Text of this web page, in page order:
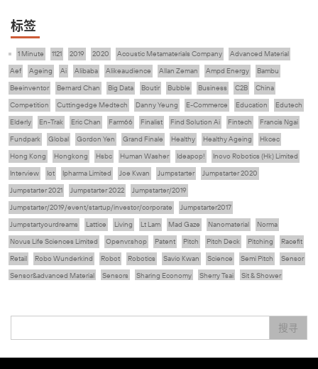
标签
1 Minute 1121 2019 2020 Acoustic Metamaterials Company
Advanced Material
Aef
Ageing Ai Alibaba Alikeaudience Allan Zeman Ampd Energy
Bambu
Beeinventor
Bernard Chan Big Data Boutir Bubble Business C2B
China
Competition
Cuttingedge Medtech Danny Yeung E-Commerce Education
Edutech
Elderly
En-Trak Eric Chan Farm66 Finalist Find Solution Ai Fintech
Francis Ngai
Fundpark
Global Gordon Yen Grand Finale Healthy Healthy Ageing
Hkcec
Hong Kong
Hongkong Hsbc Human Washer Ideapop!
Inovo Robotics (Hk) Limited
Interview
Iot Ipharma Limited Joe Kwan Jumpstarter
Jumpstarter 2020
Jumpstarter 2021
Jumpstarter 2022
Jumpstarter/2019
Jumpstarter/2019/event/startup/investor/corporate
Jumpstarter2017
Jumpstartyourdreams
Lattice Living Lt Lam Mad Gaze Nanomaterial
Norma
Novus Life Sciences Limited
Openvr.shop Patent Pitch Pitch Deck Pitching
Racefit
Retail
Robo Wunderkind Robot Robotics Savio Kwan Science Semi Pitch
Sensor
Sensor&advanced Material
Sensors Sharing Economy Sherry Tsai
Sit & Shower
林亮
楊聖武 機械人技術 电子商务 盛智文 總決賽 线上视频 蔡晓慧
車品覺
搜寻